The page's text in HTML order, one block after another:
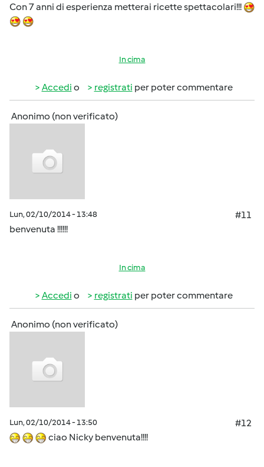
Con 7 anni di esperienza metterai ricette spettacolari!!!
In cima
Accedi o registrati per poter commentare
Anonimo (non verificato)
Lun, 02/10/2014 - 13:48
#11
benvenuta !!!!!!
In cima
Accedi o registrati per poter commentare
Anonimo (non verificato)
Lun, 02/10/2014 - 13:50
#12
ciao Nicky benvenuta!!!!